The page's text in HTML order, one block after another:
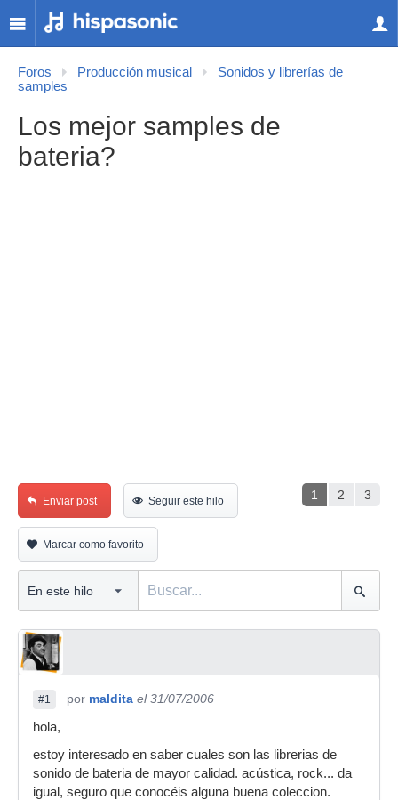
Foros Producción musical
Sonidos y librerías de
samples
Los mejor samples de
bateria?
1 2 3
Enviar post Seguir este hilo
Marcar como favorito
#1 por maldita el 31/07/2006
hola,
estoy interesado en saber cuales son las librerias de
sonido de bateria de mayor calidad. acústica, rock... da
igual, seguro que conocéis alguna buena coleccion.